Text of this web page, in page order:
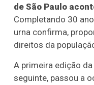
de São Paulo
Completando 30
urna confirma,
direitos da
A primeira edição
seguinte, passou a